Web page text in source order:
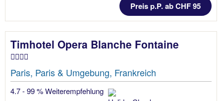
Preis p.P. ab CHF 95
Timhotel Opera Blanche Fontaine
Paris, Paris & Umgebung, Frankreich
4.7 - 99 % Weiterempfehlung